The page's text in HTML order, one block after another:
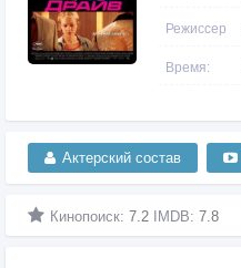
Режиссер
Время:
Актерский состав
Кинопоиск: 7.2 IMDB: 7.8